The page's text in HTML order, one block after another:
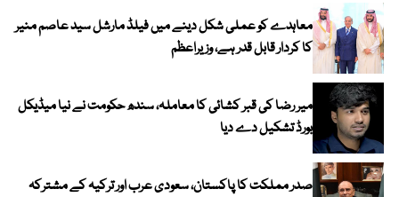
معاہدے کو عملی شکل دینے میں فیلڈ مارشل سید عاصم منیر
کا کردار قابل قدر ہے، وزیراعظم
میر رضا کی قبر کشائی کا معاملہ، سندھ حکومت نے نیا میڈیکل
بورڈ تشکیل دے دیا
صدر مملکت کا پاکستان، سعودی عرب اور ترکیہ کے مشترکہ